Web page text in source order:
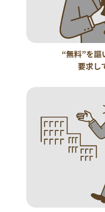
“無料”を謳
要求し